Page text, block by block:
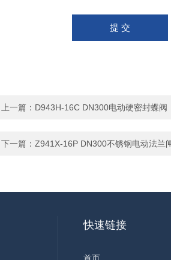
上一篇： D943H-16C DN300电动硬密封蝶阀
下一篇： Z941X-16P DN300不锈钢电动法兰
快速链接